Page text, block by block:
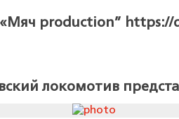
production” https://
локомотив